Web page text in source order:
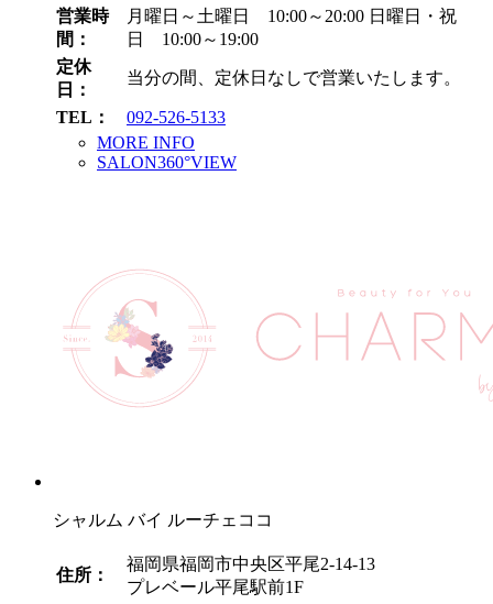
営業時
間：
月曜日～土曜日 10:00～20:00 日曜日・祝
日 10:00～19:00
定休
日：
当分の間、定休日なしで営業いたします。
TEL：
092-526-5133
MORE INFO
SALON360°VIEW
シャルム バイ ルーチェココ
住所：
福岡県福岡市中央区平尾2-14-13
プレベール平尾駅前1F